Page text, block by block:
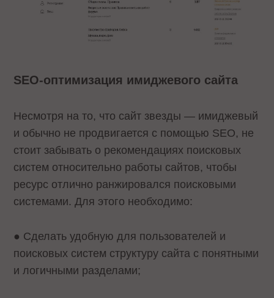
SEO-оптимизация имиджевого сайта
Несмотря на то, что сайт звезды — имиджевый
и обычно не продвигается с помощью SEO, не
стоит забывать о рекомендациях поисковых
систем относительно работы сайтов, чтобы
ресурс отлично ранжировался поисковыми
системами. Для этого необходимо:
● Сделать удобную для пользователей и
поисковых систем структуру сайта с понятными
и логичными разделами;